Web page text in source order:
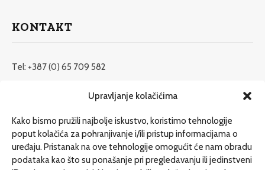
Upravljanje kolačićima
Kako bismo pružili najbolje iskustvo, koristimo tehnologije
poput kolačića za pohranjivanje i/ili pristup informacijama o
uređaju. Pristanak na ove tehnologije omogućit će nam obradu
podataka kao što su ponašanje pri pregledavanju ili jedinstveni
KONTAKT
Tel: +387 (0) 65 709 582
redakcija@etrafika.net
Dosije